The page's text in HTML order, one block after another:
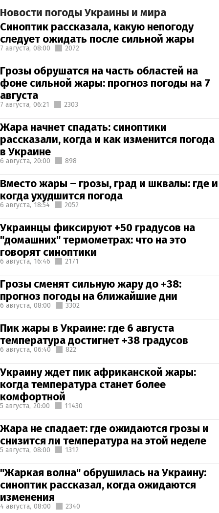
Новости погоды Украины и мира
Синоптик рассказала, какую непогоду
следует ожидать после сильной жары
7 августа, 08:00 2072
Грозы обрушатся на часть областей на
фоне сильной жары: прогноз погоды на 7
августа
7 августа, 06:21 2303
Жара начнет спадать: синоптики
рассказали, когда и как изменится погода
в Украине
6 августа, 20:00 898
Вместо жары – грозы, град и шквалы: где и
когда ухудшится погода
6 августа, 18:54 2052
Украинцы фиксируют +50 градусов на
"домашних" термометрах: что на это
говорят синоптики
6 августа, 16:46 2171
Грозы сменят сильную жару до +38:
прогноз погоды на ближайшие дни
6 августа, 08:00 3302
Пик жары в Украине: где 6 августа
температура достигнет +38 градусов
6 августа, 06:40 822
Украину ждет пик африканской жары:
когда температура станет более
комфортной
5 августа, 20:00 11430
Жара не спадает: где ожидаются грозы и
снизится ли температура на этой неделе
5 августа, 08:00 1312
"Жаркая волна" обрушилась на Украину:
синоптик рассказал, когда ожидаются
изменения
4 августа, 08:00 2340